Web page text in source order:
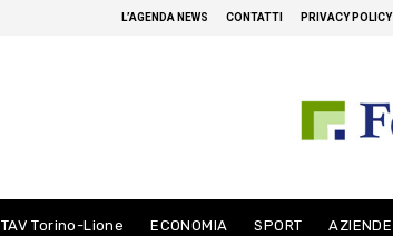
L’AGENDA NEWS CONTATTI PRIVACY POLICY
TAV Torino-Lione ECONOMIA SPORT AZIENDE